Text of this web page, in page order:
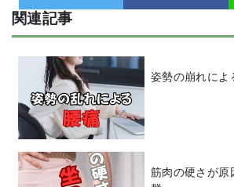
関連記事
姿勢の崩れによ
筋肉の硬さが原